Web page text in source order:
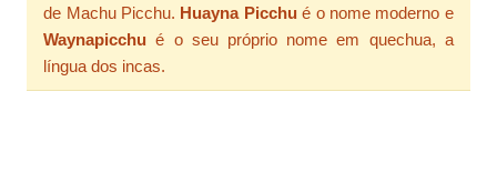
de Machu Picchu. Huayna Picchu é o nome moderno e
Waynapicchu é o seu próprio nome em quechua, a
língua dos incas.